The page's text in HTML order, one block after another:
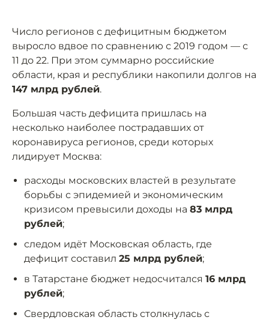
Число регионов с дефицитным бюджетом
выросло вдвое по сравнению с 2019 годом — с
11 до 22. При этом суммарно российские
области, края и республики накопили долгов на
147 млрд рублей.
Большая часть дефицита пришлась на
несколько наиболее пострадавших от
коронавируса регионов, среди которых
лидирует Москва:
расходы московских властей в результате
борьбы с эпидемией и экономическим
кризисом превысили доходы на 83 млрд
рублей;
следом идёт Московская область, где
дефицит составил 25 млрд рублей;
в Татарстане бюджет недосчитался 16 млрд
рублей;
Свердловская область столкнулась с